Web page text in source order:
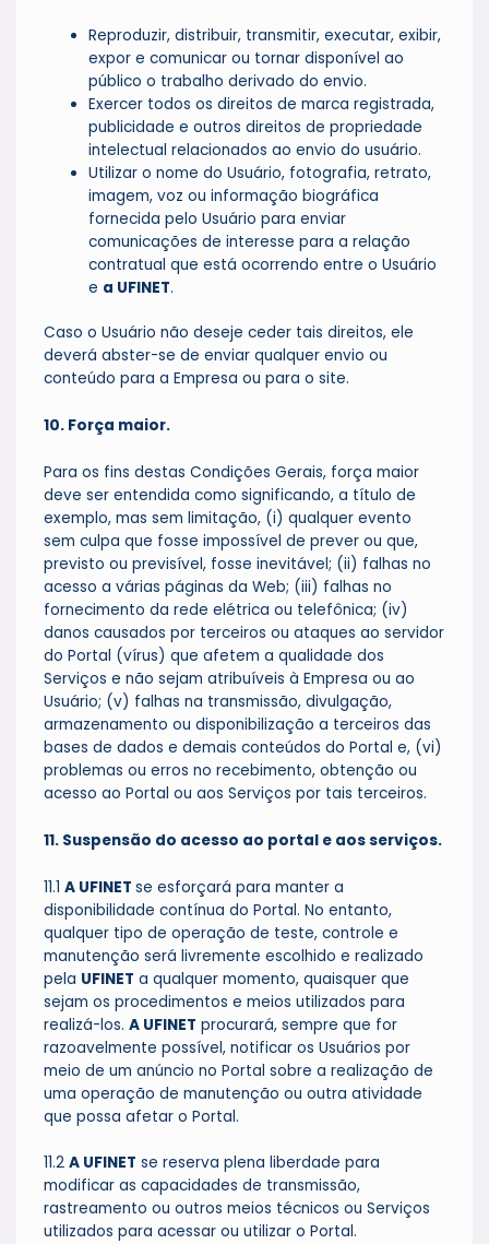
Reproduzir, distribuir, transmitir, executar, exibir,
expor e comunicar ou tornar disponível ao
público o trabalho derivado do envio.
Exercer todos os direitos de marca registrada,
publicidade e outros direitos de propriedade
intelectual relacionados ao envio do usuário.
Utilizar o nome do Usuário, fotografia, retrato,
imagem, voz ou informação biográfica
fornecida pelo Usuário para enviar
comunicações de interesse para a relação
contratual que está ocorrendo entre o Usuário
e a UFINET.
Caso o Usuário não deseje ceder tais direitos, ele
deverá abster-se de enviar qualquer envio ou
conteúdo para a Empresa ou para o site.
10. Força maior.
Para os fins destas Condições Gerais, força maior
deve ser entendida como significando, a título de
exemplo, mas sem limitação, (i) qualquer evento
sem culpa que fosse impossível de prever ou que,
previsto ou previsível, fosse inevitável; (ii) falhas no
acesso a várias páginas da Web; (iii) falhas no
fornecimento da rede elétrica ou telefônica; (iv)
danos causados por terceiros ou ataques ao servidor
do Portal (vírus) que afetem a qualidade dos
Serviços e não sejam atribuíveis à Empresa ou ao
Usuário; (v) falhas na transmissão, divulgação,
armazenamento ou disponibilização a terceiros das
bases de dados e demais conteúdos do Portal e, (vi)
problemas ou erros no recebimento, obtenção ou
acesso ao Portal ou aos Serviços por tais terceiros.
11. Suspensão do acesso ao portal e aos serviços.
11.1 A UFINET se esforçará para manter a
disponibilidade contínua do Portal. No entanto,
qualquer tipo de operação de teste, controle e
manutenção será livremente escolhido e realizado
pela UFINET a qualquer momento, quaisquer que
sejam os procedimentos e meios utilizados para
realizá-los. A UFINET procurará, sempre que for
razoavelmente possível, notificar os Usuários por
meio de um anúncio no Portal sobre a realização de
uma operação de manutenção ou outra atividade
que possa afetar o Portal.
11.2 A UFINET se reserva plena liberdade para
modificar as capacidades de transmissão,
rastreamento ou outros meios técnicos ou Serviços
utilizados para acessar ou utilizar o Portal.